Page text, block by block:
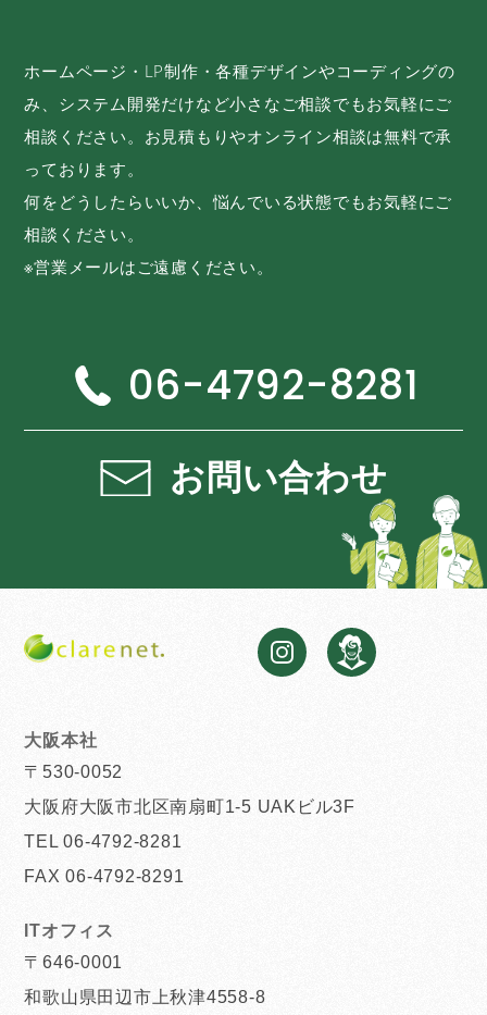
ホームページ・LP制作・各種デザインやコーディングの
み、システム開発だけなど小さなご相談でもお気軽にご
相談ください。お見積もりやオンライン相談は無料で承
っております。
何をどうしたらいいか、悩んでいる状態でもお気軽にご
相談ください。
※営業メールはご遠慮ください。
06-4792-8281
お問い合わせ
大阪本社
〒530-0052
大阪府大阪市北区南扇町1-5 UAKビル3F
TEL 06-4792-8281
FAX 06-4792-8291
ITオフィス
〒646-0001
和歌山県田辺市上秋津4558-8